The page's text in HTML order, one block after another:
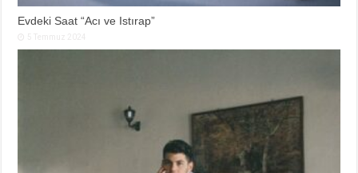
Evdeki Saat “Acı ve Istırap”